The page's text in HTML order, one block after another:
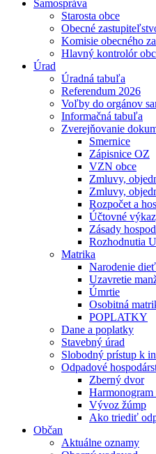
Samospráva
Starosta obce
Obecné
Komisie obecného
Hlavný kontrolór
Úrad
Úradná tabuľa
Referendum 2026
Voľby do orgánov
Informačná tabuľa
Zverejňovanie
Smernice
Zápisnice OZ
VZN obce
Zmluvy,
Zmluvy,
Rozpočet a
Účtovné
Zásady
Rozhodnutia
Matrika
Narodenie
Uzavretie
Úmrtie
Osobitná
POPLATKY
Dane a poplatky
Stavebný úrad
Slobodný prístup k
Odpadové
Zberný dvor
Harmonogram
Vývoz žúmp
Ako triediť
Občan
Aktuálne oznamy